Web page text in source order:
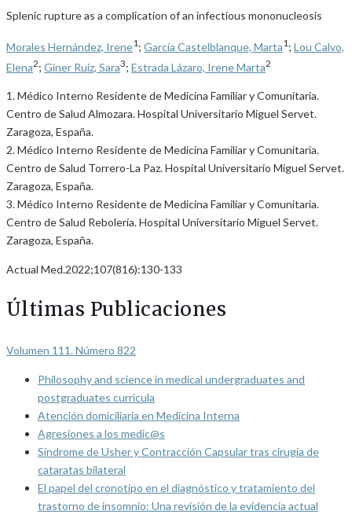
Splenic rupture as a complication of an infectious mononucleosis
Morales Hernández, Irene1 ; García Castelblanque, Marta1 ; Lou Calvo,
Elena2; Giner Ruiz, Sara3; Estrada Lázaro, Irene Marta2
1. Médico Interno Residente de Medicina Familiar y Comunitaria.
Centro de Salud Almozara. Hospital Universitario Miguel Servet.
Zaragoza, España.
2. Médico Interno Residente de Medicina Familiar y Comunitaria.
Centro de Salud Torrero-La Paz. Hospital Universitario Miguel Servet.
Zaragoza, España.
3. Médico Interno Residente de Medicina Familiar y Comunitaria.
Centro de Salud Rebolería. Hospital Universitario Miguel Servet.
Zaragoza, España.
Actual Med.2022;107(816):130-133
Últimas Publicaciones
Volumen 111. Número 822
Philosophy and science in medical undergraduates and
postgraduates curricula
Atención domiciliaria en Medicina Interna
Agresiones a los medic@s
Síndrome de Usher y Contracción Capsular tras cirugía de
cataratas bilateral
El papel del cronotipo en el diagnóstico y tratamiento del
trastorno de insomnio: Una revisión de la evidencia actual